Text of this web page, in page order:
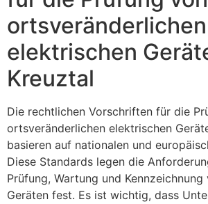
ortsveränderlichen
elektrischen
Kreuztal
Die rechtlichen Vorschriften für die
ortsveränderlichen elektrischen
basieren auf nationalen und
Diese Standards legen die
Prüfung, Wartung und
Geräten fest. Es ist wichtig, dass